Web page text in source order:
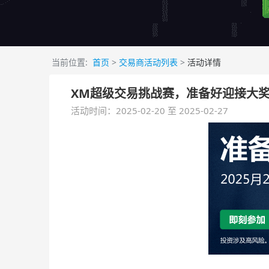
当前位置: 首页 > 交易商活动列表 > 活动详情
XM超级交易挑战赛，准备好迎接大
活动时间：2025-02-20 至 2025-02-27